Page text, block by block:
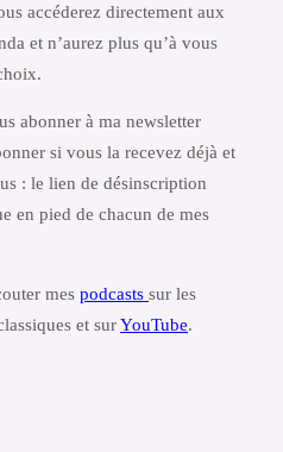
accéderez directement aux
et n’aurez plus qu’à vous
abonner à ma newsletter
si vous la recevez déjà et
: le lien de désinscription
en pied de chacun de mes
mes podcasts sur les
et surYouTube.